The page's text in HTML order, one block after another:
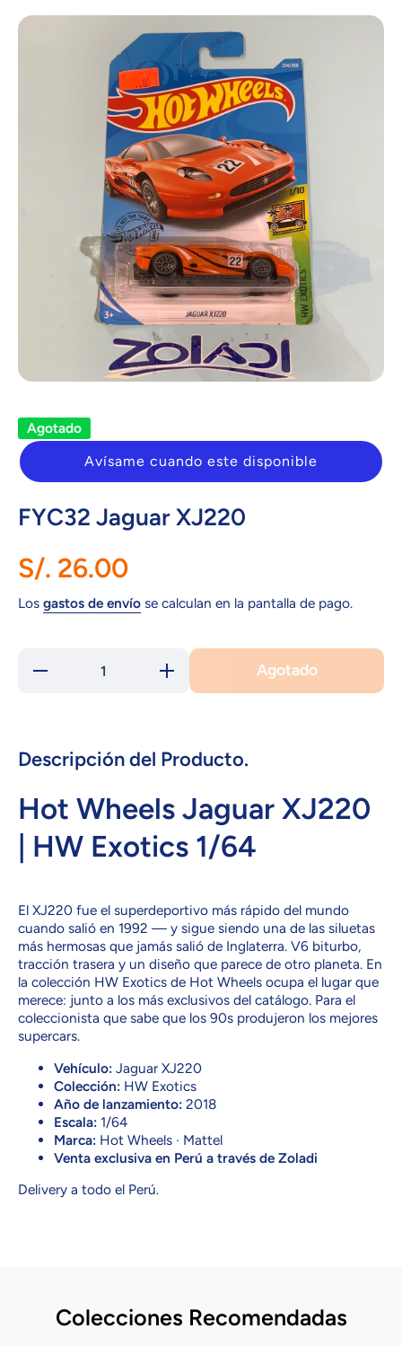
Ir directamente a la información del producto
Agotado
Avísame cuando este disponible
FYC32 Jaguar XJ220
S/. 26.00
Los gastos de envío se calculan en la pantalla de pago.
Reducir
Aumentar
cantidad
para
Agotado
Descripción del Producto.
Hot Wheels Jaguar XJ220
| HW Exotics 1/64
El XJ220 fue el superdeportivo más rápido del mundo
cuando salió en 1992 — y sigue siendo una de las siluetas
más hermosas que jamás salió de Inglaterra. V6 biturbo,
tracción trasera y un diseño que parece de otro planeta. En
la colección HW Exotics de Hot Wheels ocupa el lugar que
merece: junto a los más exclusivos del catálogo. Para el
coleccionista que sabe que los 90s produjeron los mejores
supercars.
Vehículo: Jaguar XJ220
Colección: HW Exotics
Año de lanzamiento: 2018
Escala: 1/64
Marca: Hot Wheels · Mattel
Venta exclusiva en Perú a través de Zoladi
Delivery a todo el Perú.
Colecciones Recomendadas